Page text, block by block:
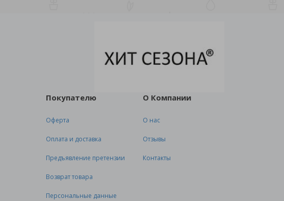
Покупателю
Оферта
Оплата и доставка
Предъявление претензии
Возврат товара
Персональные данные
О Компании
О нас
Отзывы
Контакты